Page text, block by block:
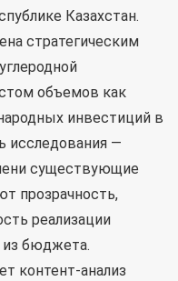
Казахстан.
стратегическим
объемов как
инвестиций в
исследования —
существующие
прозрачность,
реализации
бюджета.
контент-анализ